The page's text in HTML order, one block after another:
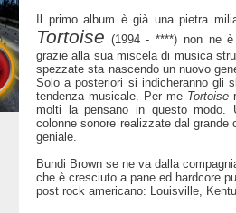
Il primo album è già una pietra
Tortoise (1994 - ****) non ne è
grazie alla sua miscela di musica
spezzate sta nascendo un nuovo
Solo a posteriori si indicheranno gli
tendenza musicale. Per me Tortoise
molti la pensano in questo modo.
colonne sonore realizzate dal
geniale.
Bundi Brown se ne va dalla
che è cresciuto a pane ed hardcore
post rock americano: Louisville,